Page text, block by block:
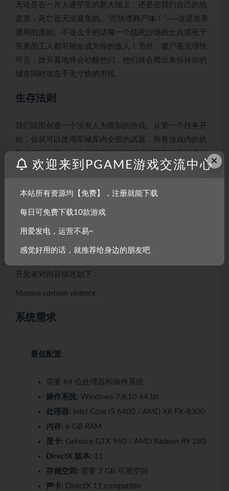
无论是在一片人迹罕至的新大陆上，还是在我们自己的地
盘里，死亡是无法避免的。“尽快埋葬尸体！”——这是世界
通用的原则。不这么干的话每一个战死沙场的士兵或死于
劳累的工人都可能会成为你的敌人！另外，僵尸毫无理性
可言，掀开墓地将会吵醒他们，他们就会爬出来拆掉你的
城市同时攻击手无寸铁的市民。
生存法则
我们试图创造一个没有人为限制的游戏。从第一个任务开
始，你就可以使用军械库内全部的武器，所有游戏内的机
制也都对你开放。你的城市将如何存续和繁荣都取决于你
的决策。上述的所有法则和规律都将帮助你完成各种不同
役的过程中你会遭遇道德困境，你会见识到人类的愚蠢和
短视所带来的与现实生活类似的致命后果，只是游戏中这
成人内容描述
开发者对内容描述如下：
Massive cartoon violence.
系统需求
最低配置:
需要 64 位处理器和操作系统
操作系统: Windows 7,8,10 64 bit
处理器: Intel Core i5 6400 / AMD X8 FX-8300
内存: 6 GB RAM
显卡: GeForce GTX 960 / AMD Radeon R9 280
DirectX 版本: 11
存储空间: 需要 2 GB 可用空间
声卡: DirectX 11 compatible
×
欢迎来到PGAME游戏交流中心
本站所有资源均【免费】，注册就能下载
每日可免费下载10款游戏
用爱发电，运营不易~
感觉好用的话，就推荐给身边的朋友吧